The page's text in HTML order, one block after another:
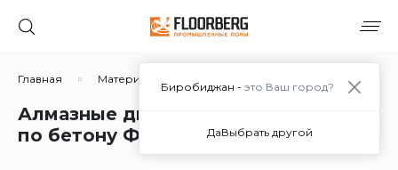
Главная Материалы Дополнительные материалы
Алмазные диски для снятия фасок
по бетону Ф 8 в Биробиджане
Биробиджан - это Ваш город?
ДаВыбрать другой